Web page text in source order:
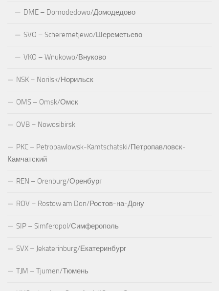
DME – Domodedowo/Домодедово
SVO – Scheremetjewo/Шереметьево
VKO – Wnukowo/Внуково
NSK – Norilsk/Норильск
OMS – Omsk/Омск
OVB – Nowosibirsk
PKC – Petropawlowsk-Kamtschatski/Петропавловск-
Камчатский
REN – Orenburg/Оренбург
ROV – Rostow am Don/Ростов-на-Дону
SIP – Simferopol/Симферополь
SVX – Jekaterinburg/Екатеринбург
TJM – Tjumen/Тюмень